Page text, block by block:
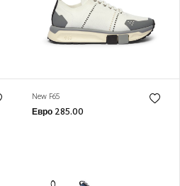
New F65
Евро 285.00